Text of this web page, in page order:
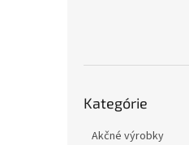
kategórie
Kategórie
Akčné výrobky